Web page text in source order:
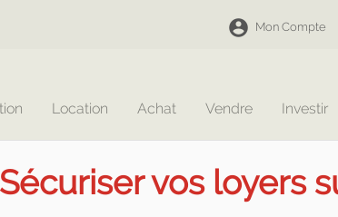
Mon Compte
Location Achat Vendre Investir
Sécuriser vos loyers